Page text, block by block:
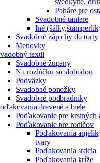
svedkyne,
Poháre pre
Svadobné taniere
Iné
Svadobné zápichy do torty
Menovky
textil
Svadobné župany
Na rozlúčku so slobodou
Podväzky
Svadobné ponožky
Svadobné podbradníky
drevené a biele
Poďakovanie pre krstných
Poďakovanie pre rodičov
Poďakovania
tvary
Poďakovania srdcia
Poďakovania kríže